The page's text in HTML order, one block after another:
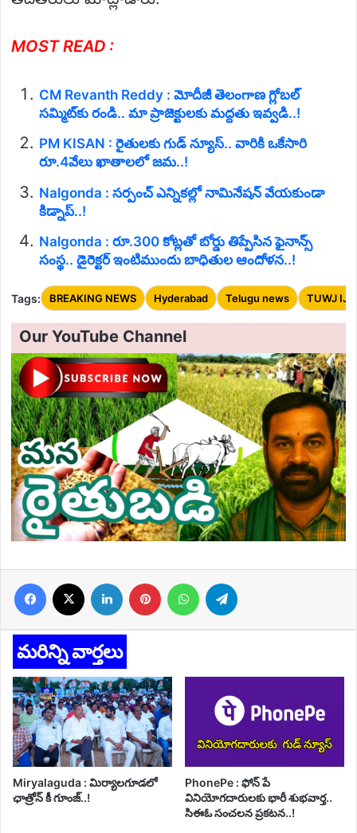
MOST READ :
CM Revanth Reddy : మోదీజీ తెలంగాణ గ్లోబల్
సమ్మిట్‌కు రండి.. మా ప్రాజెక్టులకు మద్దతు ఇవ్వడి..!
PM KISAN : రైతులకు గుడ్ న్యూస్.. వారికి ఒకేసారి
రూ.4వేలు ఖాతాలలో జమ..!
Nalgonda : సర్పంచ్ ఎన్నికల్లో నామినేషన్ వేయకుండా
కిడ్నాప్..!
Nalgonda : రూ.300 కోట్లతో బోర్డు తిప్పేసిన ఫైనాన్స్
సంస్థ.. డైరెక్టర్ ఇంటిముందు బాధితుల ఆందోళన..!
Tags: BREAKING NEWS Hyderabad Telugu news TUWJ IJU
Our YouTube Channel
Facebook LinkedIn Pinterest WhatsApp
మరిన్ని వార్తలు
Miryalaguda : మిర్యాలగూడలో
ఛాత్రోన్ కీ గూంజ్..!
PhonePe : ఫోన్ పే
వినియోగదారులకు భారీ శుభవార్త..
సిఈఓ సంచలన ప్రకటన..!